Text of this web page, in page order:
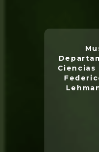
Ciencias